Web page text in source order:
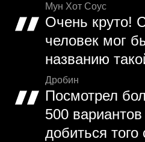
Мун Хот Соус
Очень круто!
человек мог
названию
Дробин
Посмотрел
500
добиться того